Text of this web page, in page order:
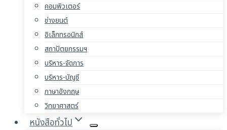
คอมพิวเตอร์
ช่างยนต์
อิเล็กทรอนิกส์
สถาปัตยกรรมฯ
บริหาร-จัดการ
บริหาร-บัญชี
ภาษาอังกฤษ
วิทยาศาสตร์
หนังสือทั่วไป